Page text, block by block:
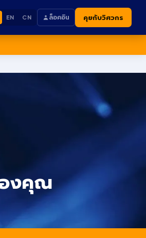
EN CN ล็อคอิน คุยกับวิศวกร
องคุณ